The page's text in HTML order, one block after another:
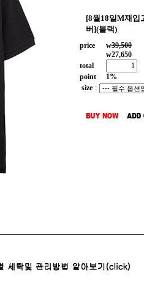
[8월18일M재입
버](블랙)
price w39,500
w27,650
total
point
1%
size :